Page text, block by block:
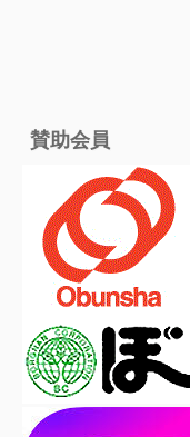
賛助会員